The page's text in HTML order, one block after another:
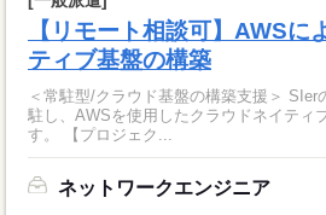
【リモート相談可】AWSに
ティブ基盤の構築
＜常駐型/クラウド基盤の構築支援＞ SIerの立場で通信キャリアに常
駐し、AWSを使用したクラウドネイティ
す。 【プロジェク...
ネットワークエンジニア